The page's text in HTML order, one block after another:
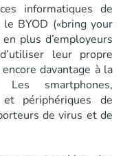
informatiques de
BYOD («bring your
plus d’employeurs
leur propre
davantage à la
smartphones,
périphériques de
de virus et de